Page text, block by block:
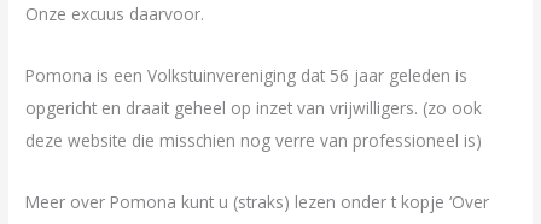
Onze excuus daarvoor.
Pomona is een Volkstuinvereniging dat 56 jaar geleden is
opgericht en draait geheel op inzet van vrijwilligers. (zo ook
deze website die misschien nog verre van professioneel is)
Meer over Pomona kunt u (straks) lezen onder t kopje ‘Over